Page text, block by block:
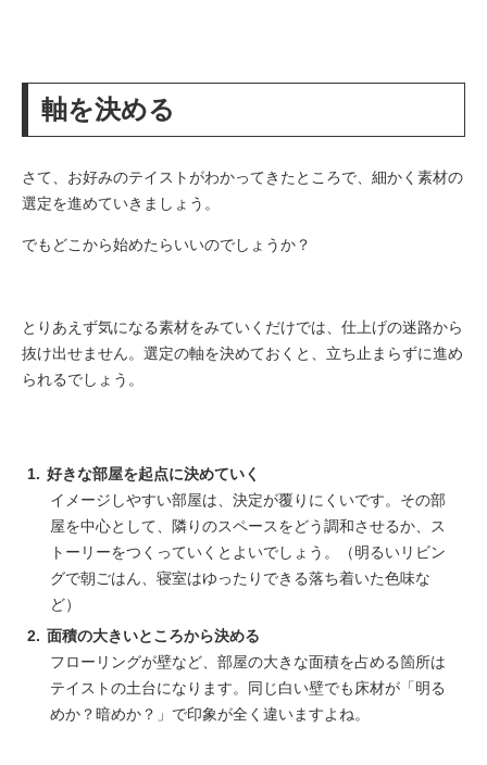
軸を決める
さて、お好みのテイストがわかってきたところで、細かく素材の
選定を進めていきましょう。
でもどこから始めたらいいのでしょうか？
とりあえず気になる素材をみていくだけでは、仕上げの迷路から
抜け出せません。選定の軸を決めておくと、立ち止まらずに進め
られるでしょう。
好きな部屋を起点に決めていく
イメージしやすい部屋は、決定が覆りにくいです。その部
屋を中心として、隣りのスペースをどう調和させるか、ス
トーリーをつくっていくとよいでしょう。（明るいリビン
グで朝ごはん、寝室はゆったりできる落ち着いた色味な
ど）
面積の大きいところから決める
フローリングが壁など、部屋の大きな面積を占める箇所は
テイストの土台になります。同じ白い壁でも床材が「明る
めか？暗めか？」で印象が全く違いますよね。